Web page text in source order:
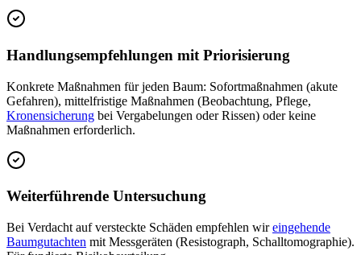
Handlungsempfehlungen mit Priorisierung
Konkrete Maßnahmen für jeden Baum: Sofortmaßnahmen (akute
Gefahren), mittelfristige Maßnahmen (Beobachtung, Pflege,
Kronensicherung bei Vergabelungen oder Rissen) oder keine
Maßnahmen erforderlich.
Weiterführende Untersuchung
Bei Verdacht auf versteckte Schäden empfehlen wir eingehende
Baumgutachten mit Messgeräten (Resistograph, Schalltomographie).